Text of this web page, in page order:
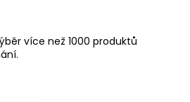
více než 1000 produktů